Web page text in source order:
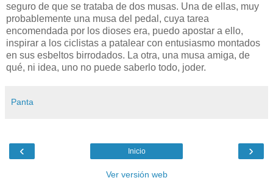
seguro de que se trataba de dos musas. Una de ellas, muy
probablemente una musa del pedal, cuya tarea
encomendada por los dioses era, puedo apostar a ello,
inspirar a los ciclistas a patalear con entusiasmo montados
en sus esbeltos birrodados. La otra, una musa amiga, de
qué, ni idea, uno no puede saberlo todo, joder.
Panta
‹ ›
Inicio
Ver versión web